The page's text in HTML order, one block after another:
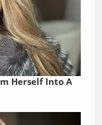
Herself Into A